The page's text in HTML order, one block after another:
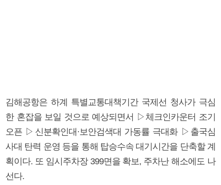
김해공항은 하계 특별교통대책기간 국제선 청사가 극심
한 혼잡을 보일 것으로 예상되면서 ▷체크인카운터 조기
오픈 ▷신분확인대·보안검색대 가동률 극대화 ▷출국심
사대 탄력 운영 등을 통해 탑승수속 대기시간을 단축할 계
획이다. 또 임시주차장 399면을 확보, 주차난 해소에도 나
선다.